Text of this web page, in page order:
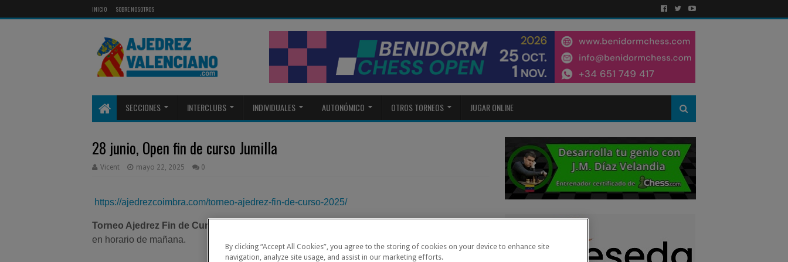
INICIO SOBRE NOSOTROS
SECCIONES INTERCLUBS INDIVIDUALES AUTONÓMICO OTROS TORNEOS JUGAR ONLINE
28 junio, Open fin de curso Jumilla
Vicent mayo 22, 2025 0
https://ajedrezcoimbra.com/torneo-ajedrez-fin-de-curso-2025/
Torneo Ajedrez Fin de Curso 2025
en horario de mañana.
By clicking “Accept All Cookies”, you agree to the storing of cookies on your device to enhance site
navigation, analyze site usage, and assist in our marketing efforts.